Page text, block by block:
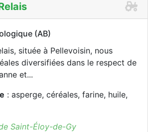
(AB)
située à Pellevoisin, nous
diversifiées dans le respect de
et...
: asperge, céréales, farine, huile,
Saint-Éloy-de-Gy